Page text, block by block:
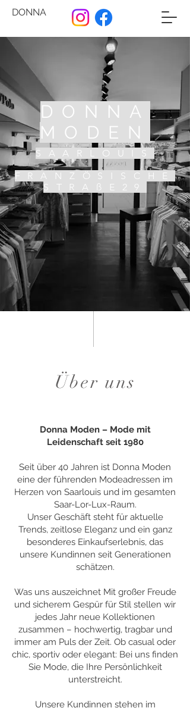
DONNA
DONNA
MODEN
SAARLOUIS
FRANZÖSISCHE
STRAßE29
Über uns
Donna Moden – Mode mit
Leidenschaft seit 1980
Seit über 40 Jahren ist Donna Moden
eine der führenden Modeadressen im
Herzen von Saarlouis und im gesamten
Saar-Lor-Lux-Raum.
Unser Geschäft steht für aktuelle
Trends, zeitlose Eleganz und ein ganz
besonderes Einkaufserlebnis, das
unsere Kundinnen seit Generationen
schätzen.
Was uns auszeichnet Mit großer Freude
und sicherem Gespür für Stil stellen wir
jedes Jahr neue Kollektionen
zusammen – hochwertig, tragbar und
immer am Puls der Zeit. Ob casual oder
chic, sportiv oder elegant: Bei uns finden
Sie Mode, die Ihre Persönlichkeit
unterstreicht.
Unsere Kundinnen stehen im